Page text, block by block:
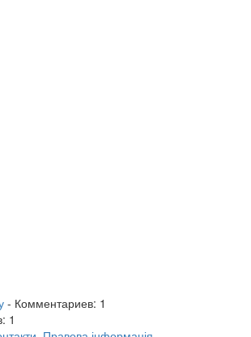
- Комментариев: 1
1